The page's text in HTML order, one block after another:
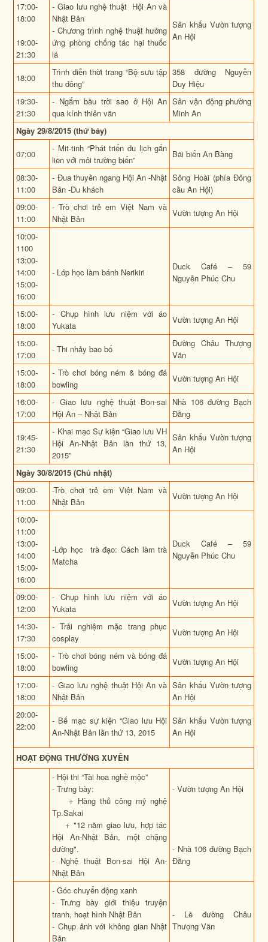
17:00-
18:00
19:00-
21:30
- Giao lưu nghệ thuật Hội An và
Nhật Bản
- Chương trình nghệ thuật hưởng
ứng phòng chống tác hại thuốc
lá
Sân khấu Vườn tượng
An Hội
18:00
Trình diễn thời trang “Bộ sưu tập
thu đông”
358 đường Nguyễn
Duy Hiệu
19:30-
21:30
- Ngắm bầu trời sao ở Hội An
qua kính thiên văn
Sân vận động phường
Minh An
Ngày 29/8/2015 (thứ bảy)
07:00
- Mit-tinh “Phát triển du lịch gắn
liền với môi trường biển”
Bãi biển An Bàng
08:30-
11:00
- Đua thuyền ngang Hội An -Nhật
Bản -Du khách
Sông Hoài (phía Đông
cầu An Hội)
09:00-
11:00
- Trò chơi trẻ em Việt Nam và
Nhật Bản
Vườn tượng An Hội
10:00-
1100
13:00-
14:00
15:00-
16:00
- Lớp học làm bánh Nerikiri
Duck Café – 59
Nguyễn Phúc Chu
15:00-
18:00
- Chụp hình lưu niệm với áo
Yukata
Vườn tượng An Hội
15:00-
17:00
- Thi nhảy bao bố
Đường Châu Thượng
Văn
15:00-
18:00
- Trò chơi bóng ném & bóng đá
bowling
Vườn tượng An Hội
16:00-
17:00
- Giao lưu nghệ thuật Bon-sai
Hội An – Nhật Bản
Nhà 106 đường Bạch
Đằng
19:45-
21:30
- Khai mạc Sự kiện“Giao lưu VH
Hội An-Nhật Bản lần thứ 13,
2015”
Sân khấu Vườn tượng
An Hội
Ngày 30/8/2015 (Chủ nhật)
09:00-
11:00
-Trò chơi trẻ em Việt Nam và
Nhật Bản
Vườn tượng An Hội
10:00-
11:00
13:00-
14:00
15:00-
16:00
-Lớp học trà đạo: Cách làm trà
Matcha
Duck Café – 59
Nguyễn Phúc Chu
09:00-
12:00
- Chụp hình lưu niệm với áo
Yukata
Vườn tượng An Hội
14:30-
17:30
- Trải nghiệm mặc trang phục
cosplay
Vườn tượng An Hội
15:00-
18:00
- Trò chơi bóng ném và bóng đá
bowling
Vườn tượng An Hội
17:00-
18:00
- Giao lưu nghệ thuật Hội An và
Nhật Bản
Sân khấu Vườn tượng
An Hội
20:00-
22:00
- Bế mạc sự kiện “Giao lưu Hội
An-Nhật Bản lần thứ 13, 2015
Sân khấu Vườn tượng
An Hội
HOẠT ĐỘNG THƯỜNG XUYÊN
- Hội thi“Tài hoa nghề mộc”
-Trưng bày:
+ Hàng thủ công mỹ nghệ
Tp.Sakai
+ "12 năm giao lưu, hợp tác
Hội An-Nhật Bản, một chặng
đường".
- Nghệ thuật Bon-sai Hội An-
Nhật Bản
- Vườn tượng An Hội
- Nhà 106 đường Bạch
Đằng
- Góc chuyển động xanh
- Trưng bày giới thiệu truyện
tranh, hoạt hình Nhật Bản
- Chụp ảnh với không gian Nhật
Bản
- Lề đường Châu
Thượng Văn